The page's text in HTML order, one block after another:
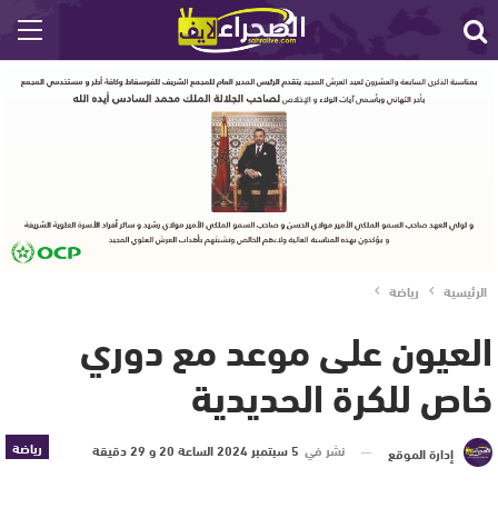
الرئيسية رياضة
العيون على موعد مع دوري
خاص للكرة الحديدية
رياضة إدارة الموقع نشر في 5 سبتمبر 2024 الساعة 20 و 29 دقيقة